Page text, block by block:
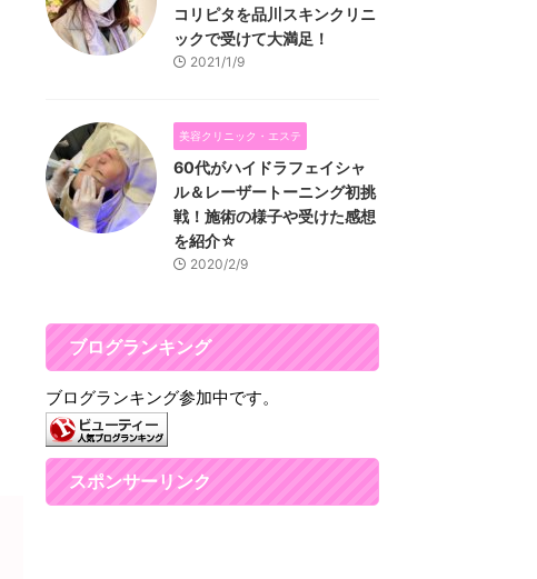
コリピタを品川スキンクリニ
ックで受けて大満足！
2021/1/9
美容クリニック・エステ
60代がハイドラフェイシャ
ル＆レーザートーニング初挑
戦！施術の様子や受けた感想
を紹介☆
2020/2/9
ブログランキング
ブログランキング参加中です。
スポンサーリンク